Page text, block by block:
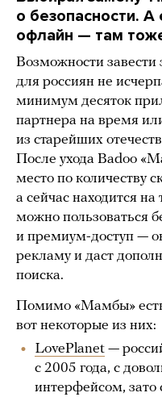
о безопасности.
офлайн — там
Возможности завести
для россиян не
минимум десяток
партнера на время
из старейших
После ухода Badoo
место по количеству
а сейчас находится
можно пользоваться
и премиум-доступ —
рекламу и даст
поиска.
Помимо «Мамбы»
вот некоторые из них:
LovePlanet —
с 2005 года, с
интерфейсом, зато